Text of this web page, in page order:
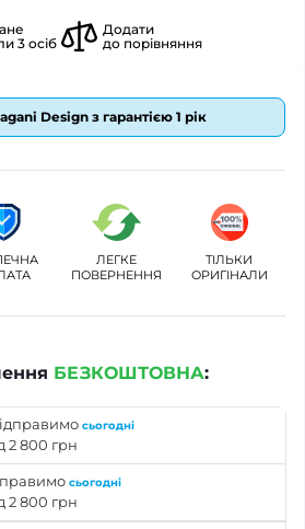
3осіб
Додати
до порівняння
Design з гарантією 1 рік
ЛЕГКЕ
ПОВЕРНЕННЯ
ТІЛЬКИ
ОРИГІНАЛИ
БЕЗКОШТОВНА:
сьогодні
2 800 грн
сьогодні
2 800 грн